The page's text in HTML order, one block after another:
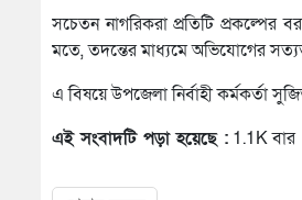
সচেতন নাগরিকরা প্রতিটি প্রকল্পের
মতে, তদন্তের মাধ্যমে অভিযোগের
এ বিষয়ে উপজেলা নির্বাহী কর্মকর্তা
এই সংবাদটি পড়া হয়েছে : 1.1K বার